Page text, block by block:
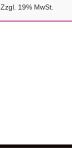
Zzgl. 19% MwSt.